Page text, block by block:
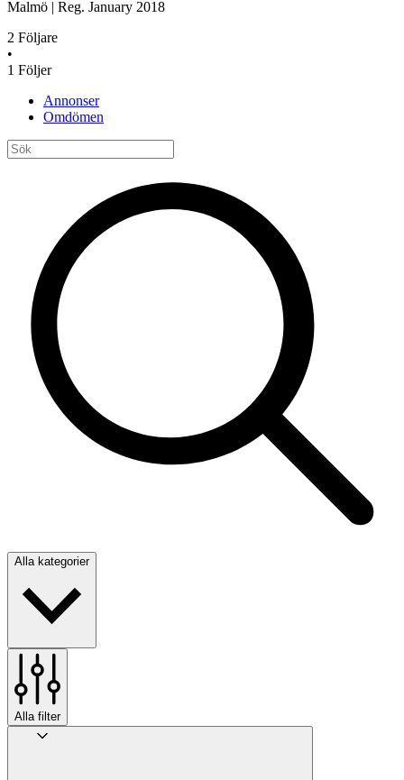
Malmö | Reg. January 2018
2 Följare
•
1 Följer
Annonser
Omdömen
Alla kategorier
Alla filter